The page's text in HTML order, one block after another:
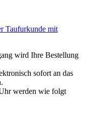
Taufurkunde mit
wird Ihre Bestellung
sofort an das
werden wie folgt